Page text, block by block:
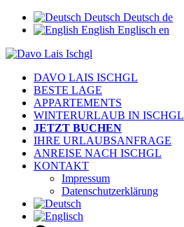
Deutsch Deutsch de
English Englisch en
DAVO LAIS ISCHGL
BESTE LAGE
APPARTEMENTS
WINTERURLAUB IN ISCHGL
JETZT BUCHEN
IHRE URLAUBSANFRAGE
ANREISE NACH ISCHGL
KONTAKT
Impressum
Datenschutzerklärung